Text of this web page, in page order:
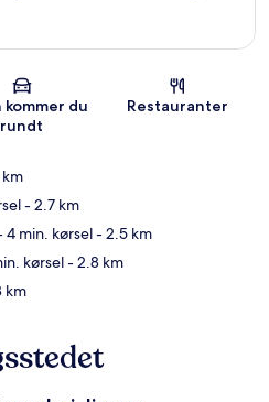
kommer du
rundt
Restauranter
- 2.7 km
4 min. kørsel- 2.5 km
kørsel- 2.8 km
km